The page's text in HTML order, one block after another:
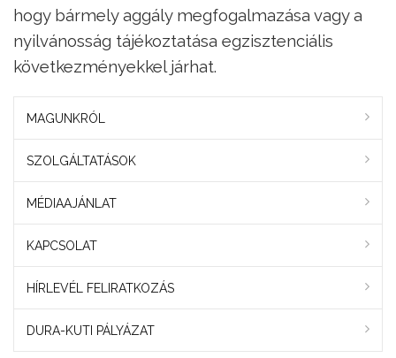
hogy bármely aggály megfogalmazása vagy a
nyilvánosság tájékoztatása egzisztenciális
következményekkel járhat.
MAGUNKRÓL
SZOLGÁLTATÁSOK
MÉDIAAJÁNLAT
KAPCSOLAT
HÍRLEVÉL FELIRATKOZÁS
DURA-KUTI PÁLYÁZAT